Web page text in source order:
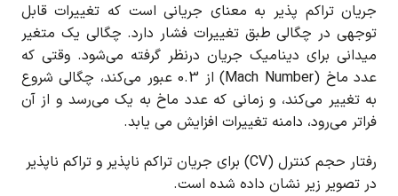
جریان تراکم پذیر به معنای جریانی است که تغییرات قابل
توجهی در چگالی طبق تغییرات فشار دارد. چگالی یک متغیر
میدانی برای دینامیک جریان درنظر گرفته می‌شود. وقتی که
عدد ماخ (Mach Number) از 0.3 عبور می‌کند، چگالی شروع
به تغییر می‌کند، و زمانی که عدد ماخ به یک می‌رسد و از آن
فراتر می‌رود، دامنه تغییرات افزایش می یابد.
رفتار حجم کنترل (CV) برای جریان تراکم ناپذیر و تراکم ناپذیر
در تصویر زیر نشان داده شده است.